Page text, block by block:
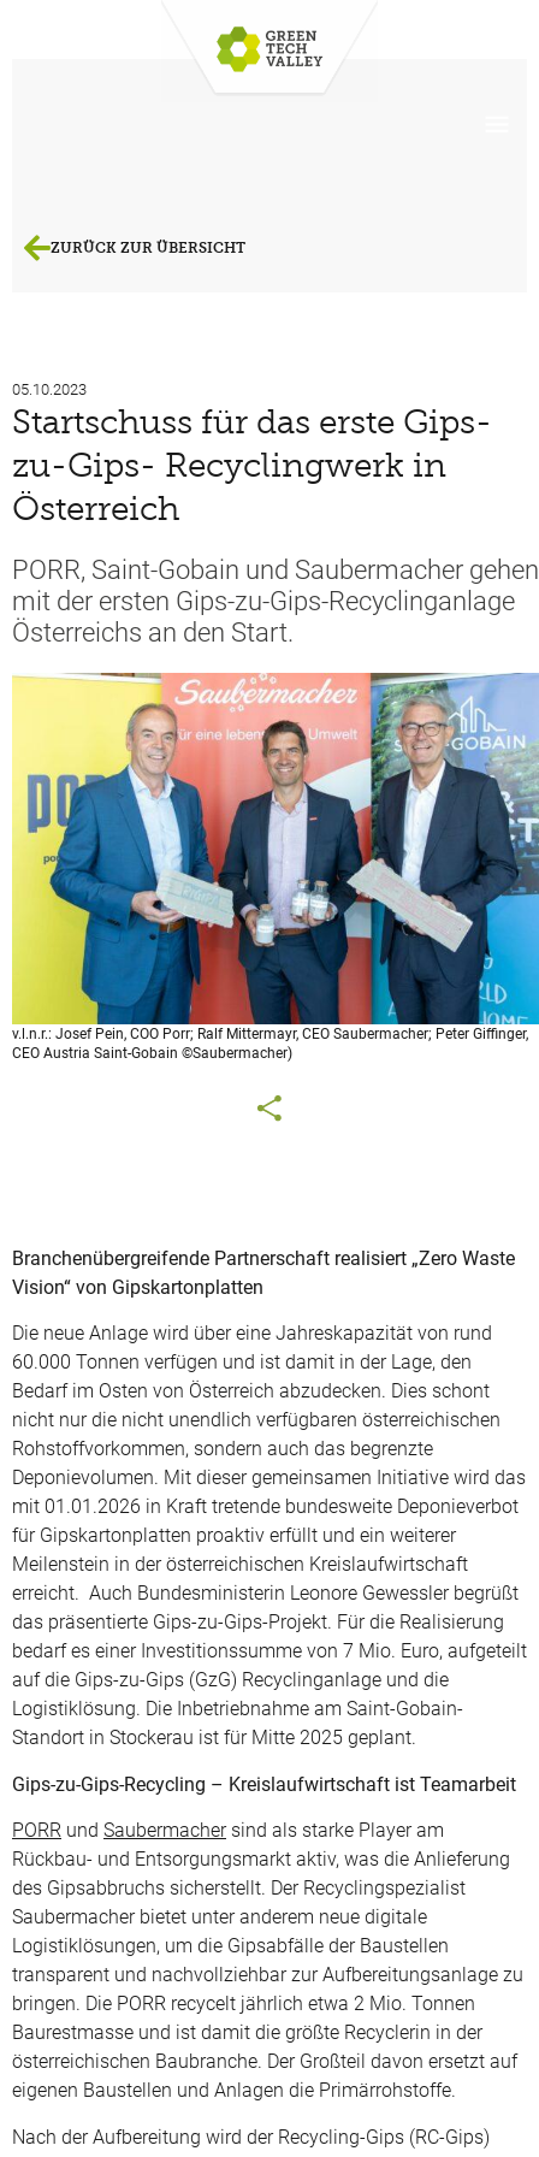
ZURÜCK ZUR ÜBERSICHT
05.10.2023
Startschuss für das erste Gips-
zu-Gips- Recyclingwerk in
Österreich
PORR, Saint-Gobain und Saubermacher gehen
mit der ersten Gips-zu-Gips-Recyclinganlage
Österreichs an den Start.
v.l.n.r.: Josef Pein, COO Porr; Ralf Mittermayr, CEO Saubermacher; Peter Giffinger,
CEO Austria Saint-Gobain ©Saubermacher)
Branchenübergreifende Partnerschaft realisiert „Zero Waste
Vision“ von Gipskartonplatten
Die neue Anlage wird über eine Jahreskapazität von rund
60.000 Tonnen verfügen und ist damit in der Lage, den
Bedarf im Osten von Österreich abzudecken. Dies schont
nicht nur die nicht unendlich verfügbaren österreichischen
Rohstoffvorkommen, sondern auch das begrenzte
Deponievolumen. Mit dieser gemeinsamen Initiative wird das
mit 01.01.2026 in Kraft tretende bundesweite Deponieverbot
für Gipskartonplatten proaktiv erfüllt und ein weiterer
Meilenstein in der österreichischen Kreislaufwirtschaft
erreicht. Auch Bundesministerin Leonore Gewessler begrüßt
das präsentierte Gips-zu-Gips-Projekt. Für die Realisierung
bedarf es einer Investitionssumme von 7 Mio. Euro, aufgeteilt
auf die Gips-zu-Gips (GzG) Recyclinganlage und die
Logistiklösung. Die Inbetriebnahme am Saint-Gobain-
Standort in Stockerau ist für Mitte 2025 geplant.
Gips-zu-Gips-Recycling – Kreislaufwirtschaft ist Teamarbeit
PORR und Saubermachersind als starke Player am
Rückbau- und Entsorgungsmarkt aktiv, was die Anlieferung
des Gipsabbruchs sicherstellt. Der Recyclingspezialist
Saubermacher bietet unter anderem neue digitale
Logistiklösungen, um die Gipsabfälle der Baustellen
transparent und nachvollziehbar zur Aufbereitungsanlage zu
bringen. Die PORR recycelt jährlich etwa 2 Mio. Tonnen
Baurestmasse und ist damit die größte Recyclerin in der
österreichischen Baubranche. Der Großteil davon ersetzt auf
eigenen Baustellen und Anlagen die Primärrohstoffe.
Nach der Aufbereitung wird der Recycling-Gips (RC-Gips)